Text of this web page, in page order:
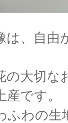
は、自由
の大切な
産です。
ふわの生